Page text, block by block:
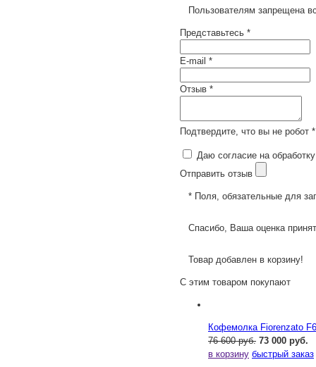
Пользователям запрещена
Представьтесь *
E-mail *
Отзыв *
Подтвердите, что вы не робот *
Даю согласие на
Отправить отзыв
* Поля, обязательные для
Спасибо, Ваша оценка
Товар добавлен в корзину!
С этим товаром покупают
Кофемолка Fiorenzato
76 600 руб. 73 000 руб.
в корзину быстрый заказ